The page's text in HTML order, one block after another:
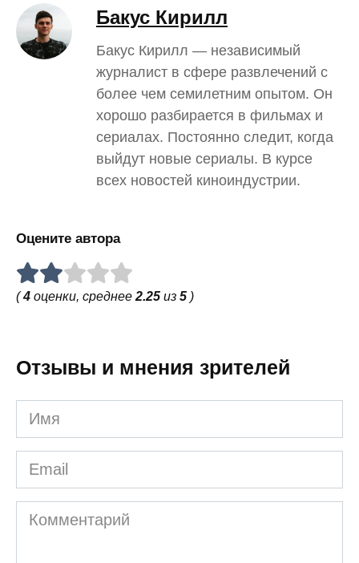
Бакус Кирилл
Бакус Кирилл — независимый
журналист в сфере развлечений с
более чем семилетним опытом. Он
хорошо разбирается в фильмах и
сериалах. Постоянно следит, когда
выйдут новые сериалы. В курсе
всех новостей киноиндустрии.
Оцените автора
(4 оценки, среднее 2.25 из 5 )
Отзывы и мнения зрителей
Имя
Email
Комментарий